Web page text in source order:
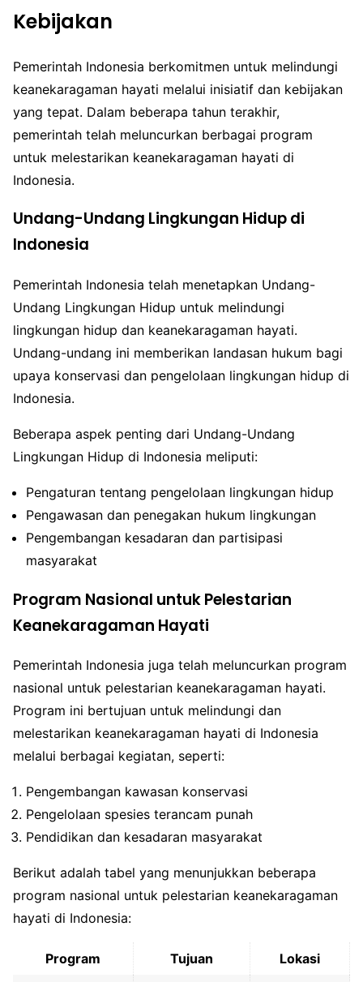
Kebijakan
Pemerintah Indonesia berkomitmen untuk melindungi
keanekaragaman hayati melalui inisiatif dan kebijakan
yang tepat. Dalam beberapa tahun terakhir,
pemerintah telah meluncurkan berbagai program
untuk melestarikan keanekaragaman hayati di
Indonesia.
Undang-Undang Lingkungan Hidup di
Indonesia
Pemerintah Indonesia telah menetapkan Undang-
Undang Lingkungan Hidup untuk melindungi
lingkungan hidup dan keanekaragaman hayati.
Undang-undang ini memberikan landasan hukum bagi
upaya konservasi dan pengelolaan lingkungan hidup di
Indonesia.
Beberapa aspek penting dari Undang-Undang
Lingkungan Hidup di Indonesia meliputi:
Pengaturan tentang pengelolaan lingkungan hidup
Pengawasan dan penegakan hukum lingkungan
Pengembangan kesadaran dan partisipasi
masyarakat
Program Nasional untuk Pelestarian
Keanekaragaman Hayati
Pemerintah Indonesia juga telah meluncurkan program
nasional untuk pelestarian keanekaragaman hayati.
Program ini bertujuan untuk melindungi dan
melestarikan keanekaragaman hayati di Indonesia
melalui berbagai kegiatan, seperti:
Pengembangan kawasan konservasi
Pengelolaan spesies terancam punah
Pendidikan dan kesadaran masyarakat
Berikut adalah tabel yang menunjukkan beberapa
program nasional untuk pelestarian keanekaragaman
hayati di Indonesia:
Program Tujuan Lokasi